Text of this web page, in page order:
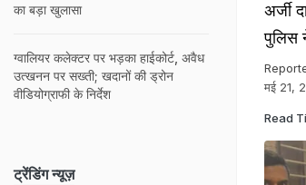
अर्जी
पुलिस
मई 21,
Read
का बड़ा खुलासा
ग्वालियर कलेक्टर पर भड़का हाईकोर्ट, अवैध
उत्खनन पर सख्ती; खदानों की ड्रोन
वीडियोग्राफी के निर्देश
ट्रेंडिंग न्यूज़